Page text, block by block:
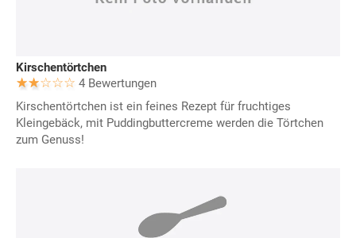
Kirschentörtchen
4 Bewertungen
Kirschentörtchen ist ein feines Rezept für fruchtiges
Kleingebäck, mit Puddingbuttercreme werden die Törtchen
zum Genuss!